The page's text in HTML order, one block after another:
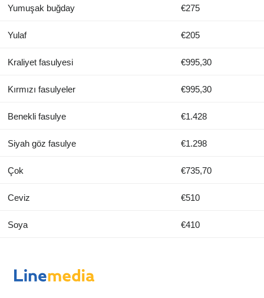
Yumuşak buğday €275
Yulaf €205
Kraliyet fasulyesi €995,30
Kırmızı fasulyeler €995,30
Benekli fasulye €1.428
Siyah göz fasulye €1.298
Çok €735,70
Ceviz €510
Soya €410